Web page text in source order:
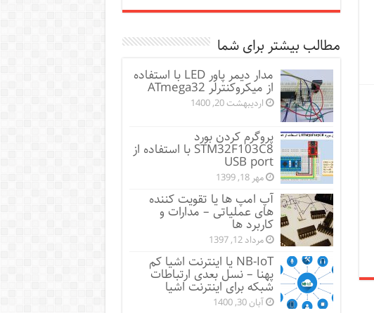
مطالب بیشتر برای شما
مدار دیمر پاور LED با استفاده
از میکروکنترلر ATmega32
اردیبهشت 20, 1400
پروگرم کردن بورد
STM32F103C8 با استفاده از
USB port
مهر 18, 1399
آپ امپ ها یا تقویت کننده
های عملیاتی – مدارات و
کاربرد ها
مرداد 12, 1397
NB-IoT یا اینترنت اشیا کم
پهنا – نسل بعدی ارتباطات
شبکه برای اینترنت اشیا
آبان 30, 1400